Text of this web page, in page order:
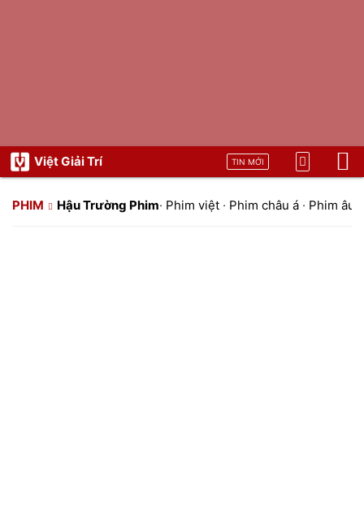
Việt Giải Trí TIN MỚI
PHIM Hậu Trường Phim· Phim việt · Phim châu á · Phim âu